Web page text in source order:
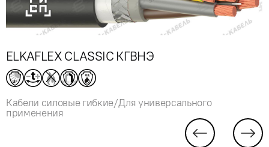
ELKAFLEX CLASSIC КГВНЭ
Кабели силовые гибкие/Для универсального
применения